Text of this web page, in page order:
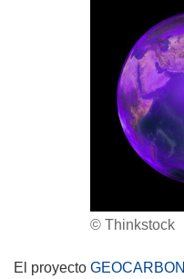
© Thinkstock
El proyecto GEOCARBON